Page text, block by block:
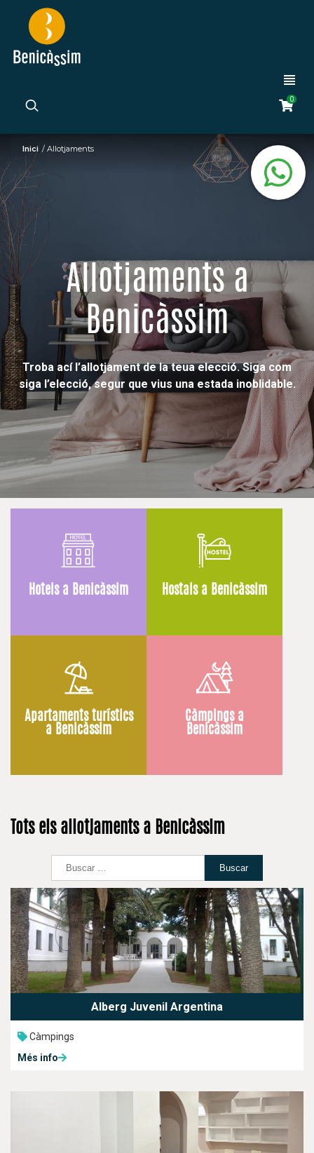
0
Inici / Allotjaments
Allotjaments a
Benicàssim
Troba ací l’allotjament de la teua elecció. Siga com
siga l’elecció, segur que vius una estada inoblidable.
Hotels a Benicàssim Hostals a Benicàssim
Apartaments turístics
a Benicàssim
Càmpings a
Benicàssim
Tots els allotjaments a Benicàssim
Alberg Juvenil Argentina
Càmpings
Més info